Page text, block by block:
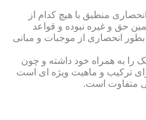
منطبق با هیچ کدام از
حق و غیره نبوده و قواعد
انحصاری از موجبات و مبانی
را به همراه خود داشته و چون
ترکیب و ماهیت ویژه ای است
متفاوت است.